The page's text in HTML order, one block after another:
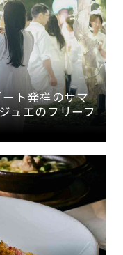
ト発祥のサマ
ュエのフリーフ